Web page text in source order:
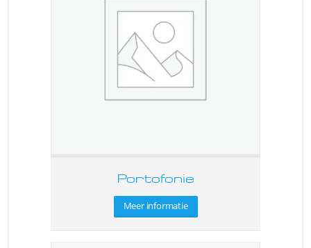
Portofonie
Meer informatie